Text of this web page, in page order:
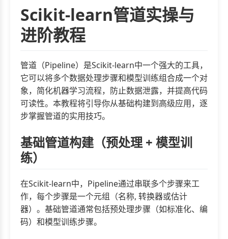
Scikit-learn管道实操与
进阶教程
管道（Pipeline）是Scikit-learn中一个强大的工具，
它可以将多个数据处理步骤和模型训练组合成一个对
象，简化机器学习流程，防止数据泄露，并提高代码
可读性。本教程将引导你从基础构建到高级应用，逐
步掌握管道的实用技巧。
基础管道构建（预处理 + 模型训
练）
在Scikit-learn中，Pipeline通过串联多个步骤来工
作，每个步骤是一个元组（名称, 转换器或估计
器）。基础管道通常包括预处理步骤（如标准化、编
码）和模型训练步骤。